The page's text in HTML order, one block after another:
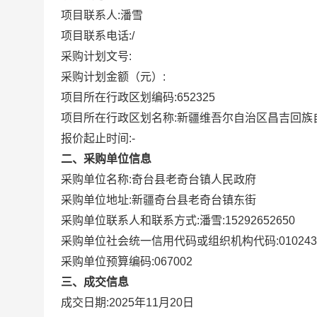
项目联系人:潘雪
项目联系电话:/
采购计划文号:
采购计划金额（元）:
项目所在行政区划编码:652325
项目所在行政区划名称:新疆维吾尔自治区昌吉回族
报价起止时间:-
二、采购单位信息
采购单位名称:奇台县老奇台镇人民政府
采购单位地址:新疆奇台县老奇台镇东街
采购单位联系人和联系方式:潘雪:15292652650
采购单位社会统一信用代码或组织机构代码:
采购单位预算编码:067002
三、成交信息
成交日期:2025年11月20日